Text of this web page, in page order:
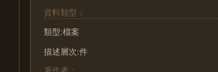
資料類型：
類型:檔案
描述層次:件